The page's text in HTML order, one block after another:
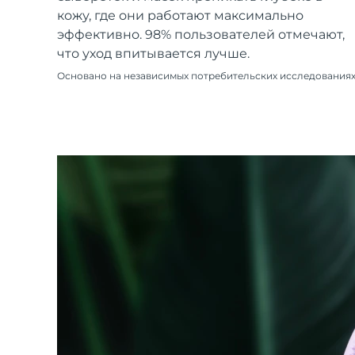
кожу, где они работают максимально
эффективно. 98% пользователей отмечают,
что уход впитывается лучше.
Основано на независимых потребительских исследованиях
All acne treatment devices
All revitalizing eye massagers
Уход KIWI™
Advanced pore care essentials
Serum
For healthy hair
issa™ Teeth Whitening Gel
18% PAP
Косметика Для мужчин